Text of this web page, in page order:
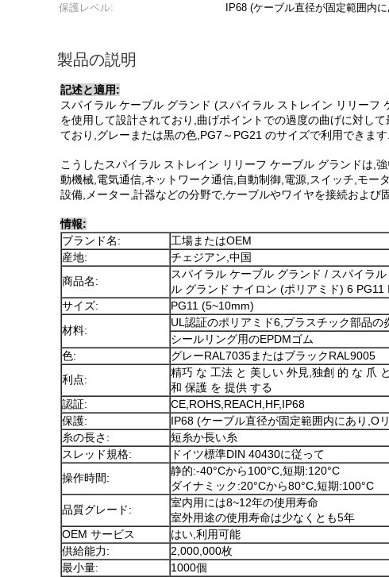
保護レベル:
IP68 (ケーブル直径が固定範囲内
製品の説明
記述と適用:
スパイラル ケーブル グランド (スパイラル ストレイン リリー
を使用して設計されており,曲げポイントでの過度の曲げに対し
ており,グレーまたは黒の色,PG7～PG21 のサイズで利用できます.
こうしたスパイラル ストレイン リリーフ ケーブル グランドは,
動機械,電気通信,ネットワーク通信,自動制御,電源,スイッチ,モー
設備,メーター,計器などの分野で,ケーブルやワイヤを接続およ
情報:
ブランド名:
工場またはOEM
産地:
チェジアン,中国
商品名:
スパイラル ケーブル グランド / スパイラ
ル グランド ナイロン (ポリアミド) 6
サイズ:
PG11 (5~10mm)
材料:
UL認証のポリアミド6,プラスチック部品の
シールリング用のEPDMゴム
色:
グレーRAL7035またはブラックRAL9005
利点:
精巧 な 工法 と 美しい 外見,独創 的 な 爪
和 保護 を 提供 する
認証:
CE,ROHS,REACH,HF,IP68
保護:
IP68 (ケーブル直径が固定範囲内にあり,O
糸の長さ:
短糸か長い糸
スレッド規格:
ドイツ標準DIN 40430に従って
操作時間:
静的:-40°Cから100°C,短期:120°C
ダイナミック:20°Cから80°C,短期:100°C
品質グレード:
室内用には8~12年の使用寿命
室外用途の使用寿命は少なくとも5年
OEM サービス
はい,利用可能
供給能力:
2,000,000枚
最小量:
1000個